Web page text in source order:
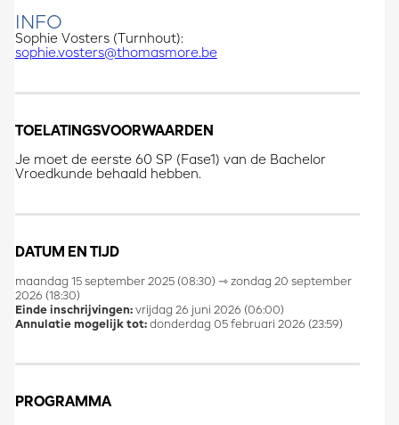
INFO
Sophie Vosters (Turnhout):
sophie.vosters@thomasmore.be
TOELATINGSVOORWAARDEN
Je moet de eerste 60 SP (Fase1) van de Bachelor
Vroedkunde behaald hebben.
DATUM EN TIJD
maandag 15 september 2025 (08:30) ⇾ zondag 20 september
2026 (18:30)
Einde inschrijvingen: vrijdag 26 juni 2026 (06:00)
Annulatie mogelijk tot: donderdag 05 februari 2026 (23:59)
PROGRAMMA